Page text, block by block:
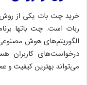
خرید چت بات یکی از
ربات است. چت باتها
الگوریتم‌های هوش
درخواست‌های
می‌تواند بهترین کیفیت و